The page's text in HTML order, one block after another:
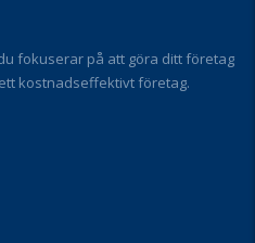
fokuserar på att göra ditt företag
kostnadseffektivt företag.